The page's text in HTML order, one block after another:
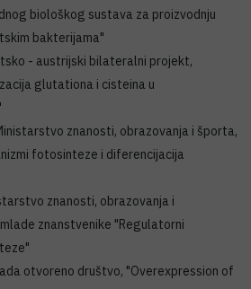
biološkog sustava za proizvodnju
bakterijama"
- austrijski bilateralni projekt,
glutationa i cisteina u
znanosti, obrazovanja i športa,
fotosinteze i diferencijacija
znanosti, obrazovanja i
znanstvenike "Regulatorni
otvoreno društvo, "Overexpression of